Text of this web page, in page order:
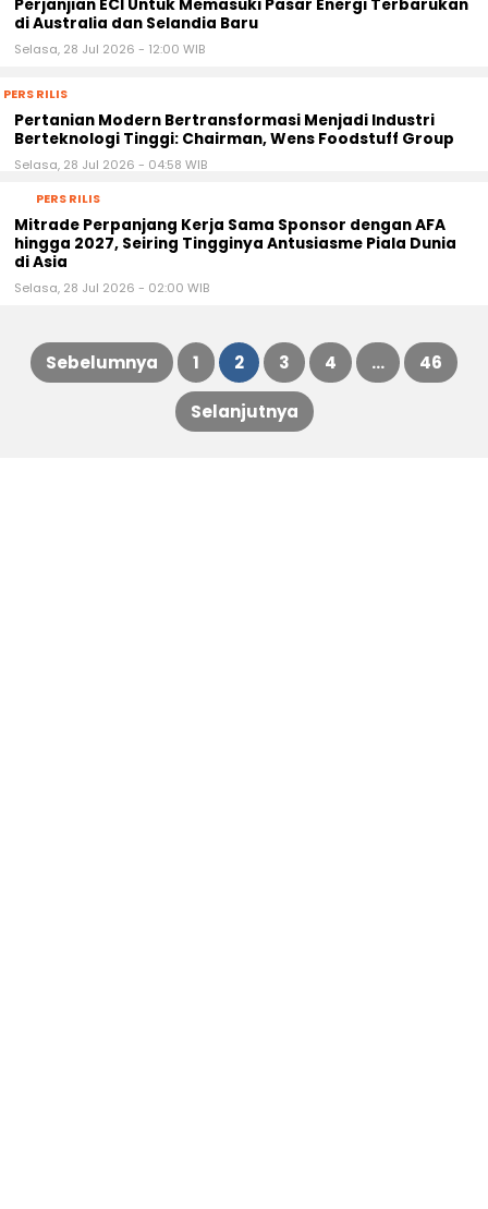
Perjanjian ECI Untuk Memasuki Pasar Energi Terbarukan
di Australia dan Selandia Baru
Selasa, 28 Jul 2026 - 12:00 WIB
PERS RILIS
Pertanian Modern Bertransformasi Menjadi Industri
Berteknologi Tinggi: Chairman, Wens Foodstuff Group
Selasa, 28 Jul 2026 - 04:58 WIB
PERS RILIS
Mitrade Perpanjang Kerja Sama Sponsor dengan AFA
hingga 2027, Seiring Tingginya Antusiasme Piala Dunia
di Asia
Selasa, 28 Jul 2026 - 02:00 WIB
Paginasi
Sebelumnya 1 2 3 4 … 46
Selanjutnya